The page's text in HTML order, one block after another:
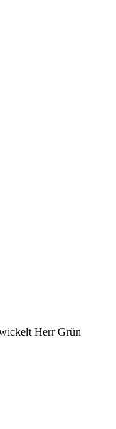
Herr Grün